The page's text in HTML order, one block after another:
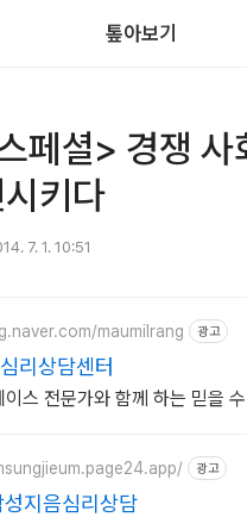
톺아보기
페셜> 경쟁 사
키다
7. 1. 10:51
maumilrang 광고
리상담센터
이스 전문가와 함께 하는 믿을
광고
성지음심리상담